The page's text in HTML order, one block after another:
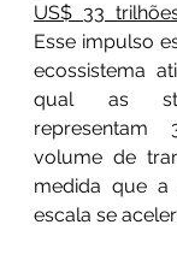
US$ 33
Esse impulso
ecossistema
qual as
representam
volume de
medida que a
escala se